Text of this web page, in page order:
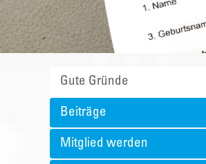
Gute Gründe
Beiträge
Mitglied werden